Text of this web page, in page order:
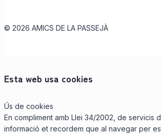
© 2026 AMICS DE LA PASSEJÀ
Esta web usa cookies
Ús de cookies
En compliment amb Llei 34/2002, de servicis
informació et recordem que al navegar per